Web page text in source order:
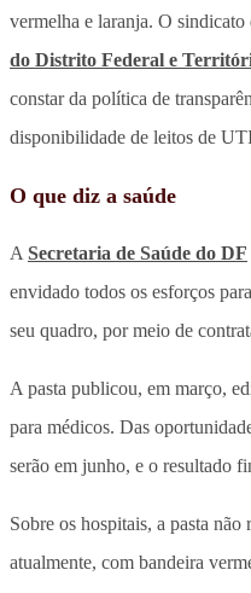
vermelha e laranja. O sindicato
do Distrito Federal e
constar da política de
disponibilidade de leitos de
O que diz a saúde
A Secretaria de Saúde do DF
envidado todos os esforços
seu quadro, por meio de
A pasta publicou, em março,
para médicos. Das
serão em junho, e o resultado
Sobre os hospitais, a pasta
atualmente, com bandeira